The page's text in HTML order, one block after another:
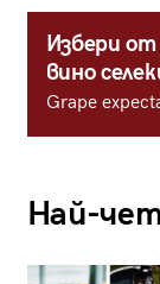
Избери от
вино
Grape
Най-